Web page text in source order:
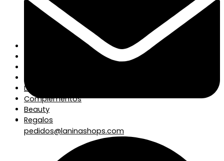
Decoración y Hogar
Complementos
Beauty
Regalos
pedidos@laninashops.com